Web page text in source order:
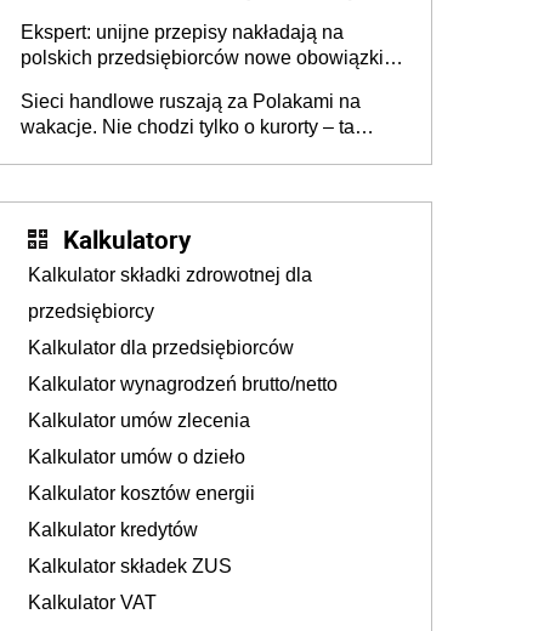
Ekspert: unijne przepisy nakładają na
polskich przedsiębiorców nowe obowiązki w
Sieci handlowe ruszają za Polakami na
wakacje. Nie chodzi tylko o kurorty – ta
Kalkulatory
Kalkulator składki zdrowotnej dla
przedsiębiorcy
Kalkulator dla przedsiębiorców
Kalkulator wynagrodzeń brutto/netto
Kalkulator umów zlecenia
Kalkulator umów o dzieło
Kalkulator kosztów energii
Kalkulator kredytów
Kalkulator składek ZUS
Kalkulator VAT